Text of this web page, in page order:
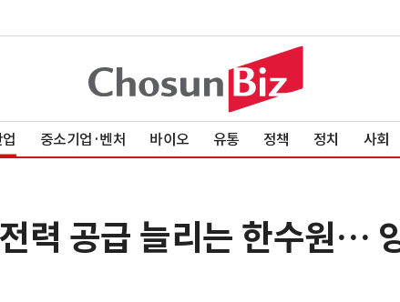
중소기업·벤처 바이오 유통 정책 정치 사회
력 공급 늘리는 한수원…